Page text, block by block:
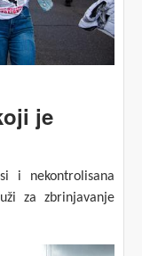
za nju?
je
i nekontrolisana
za zbrinjavanje